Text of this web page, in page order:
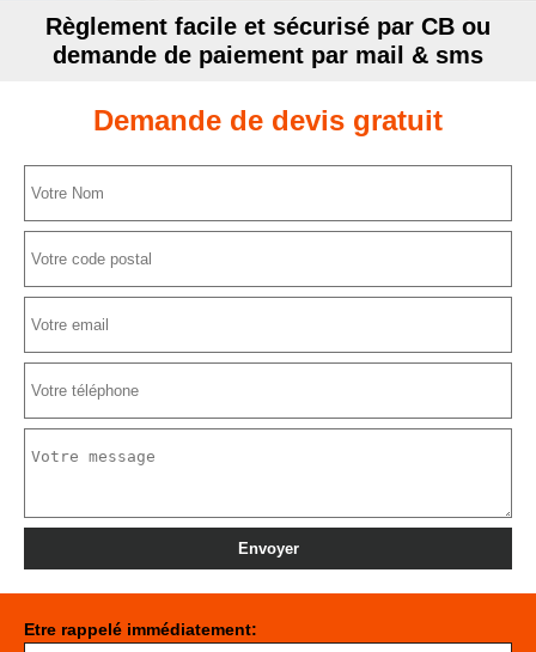
Règlement facile et sécurisé par CB ou
demande de paiement par mail & sms
Demande de devis gratuit
Etre rappelé immédiatement: